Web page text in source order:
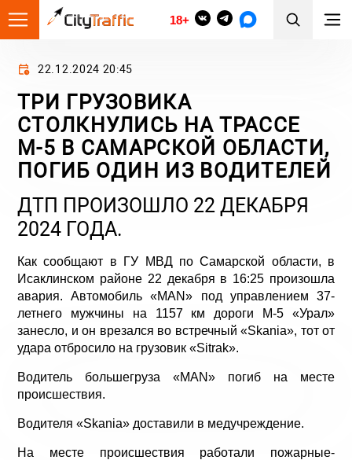
18+
22.12.2024 20:45
ТРИ ГРУЗОВИКА
СТОЛКНУЛИСЬ НА ТРАССЕ
М-5 В САМАРСКОЙ ОБЛАСТИ,
ПОГИБ ОДИН ИЗ ВОДИТЕЛЕЙ
ДТП ПРОИЗОШЛО 22 ДЕКАБРЯ
2024 ГОДА.
Как сообщают в ГУ МВД по Самарской области, в
Исаклинском районе 22 декабря в 16:25 произошла
авария. Автомобиль «МАN» под управлением 37-
летнего мужчины на 1157 км дороги М-5 «Урал»
занесло, и он врезался во встречный «Skania», тот от
удара отбросило на грузовик «Sitrak».
Водитель большегруза «МАN» погиб на месте
происшествия.
Водителя «Skania» доставили в медучреждение.
На месте происшествия работали пожарные-